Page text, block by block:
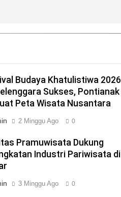
Budaya Khatulistiwa 2026
Sukses, Pontianak
Peta Wisata Nusantara
2 Minggu Ago 0
Pramuwisata Dukung
Industri Pariwisata di
3 Minggu Ago 0